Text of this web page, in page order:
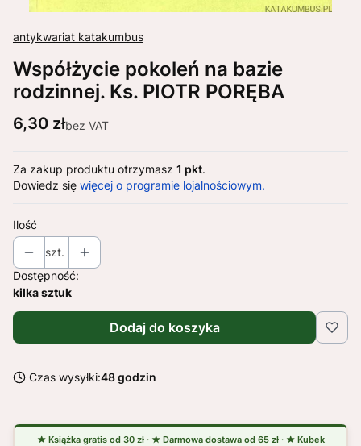
antykwariat katakumbus
Współżycie pokoleń na bazie
rodzinnej. Ks. PIOTR PORĘBA
Cena
6,30 złbez VAT
Za zakup produktu otrzymasz 1 pkt.
Dowiedz się więcej o programie lojalnościowym.
Ilość
szt.
Dostępność:
kilka sztuk
Dodaj do koszyka
Czas wysyłki:48 godzin